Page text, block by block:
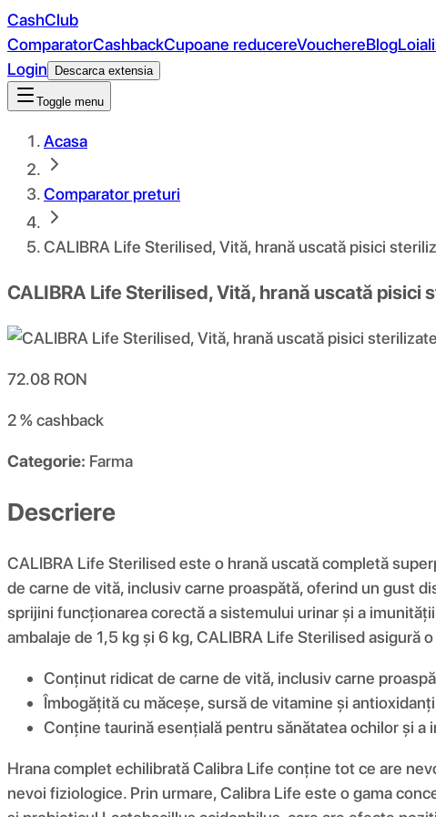
CashClub
ComparatorCashbackCupoane reducereVouchereBlog
Login
Descarca extensia
Toggle menu
Acasa
Comparator preturi
CALIBRA Life Sterilised, Vită, hrană uscată pisici
CALIBRA Life Sterilised, Vită, hrană uscată pisici
72.08 RON
2 %cashback
Categorie: Farma
Descriere
CALIBRA Life Sterilised este o hrană uscată completă
de carne de vită, inclusiv carne proaspătă, oferind un gust
sprijini funcționarea corectă a sistemului urinar și a
ambalaje de 1,5 kg și 6 kg, CALIBRA Life Sterilised
Conținut ridicat de carne de vită, inclusiv carne
Îmbogățită cu măceșe, sursă de vitamine și
Conține taurină esențială pentru sănătatea ochilor și a
Hrana complet echilibrată Calibra Life conține tot ce are
nevoi fiziologice. Prin urmare, Calibra Life este o gama